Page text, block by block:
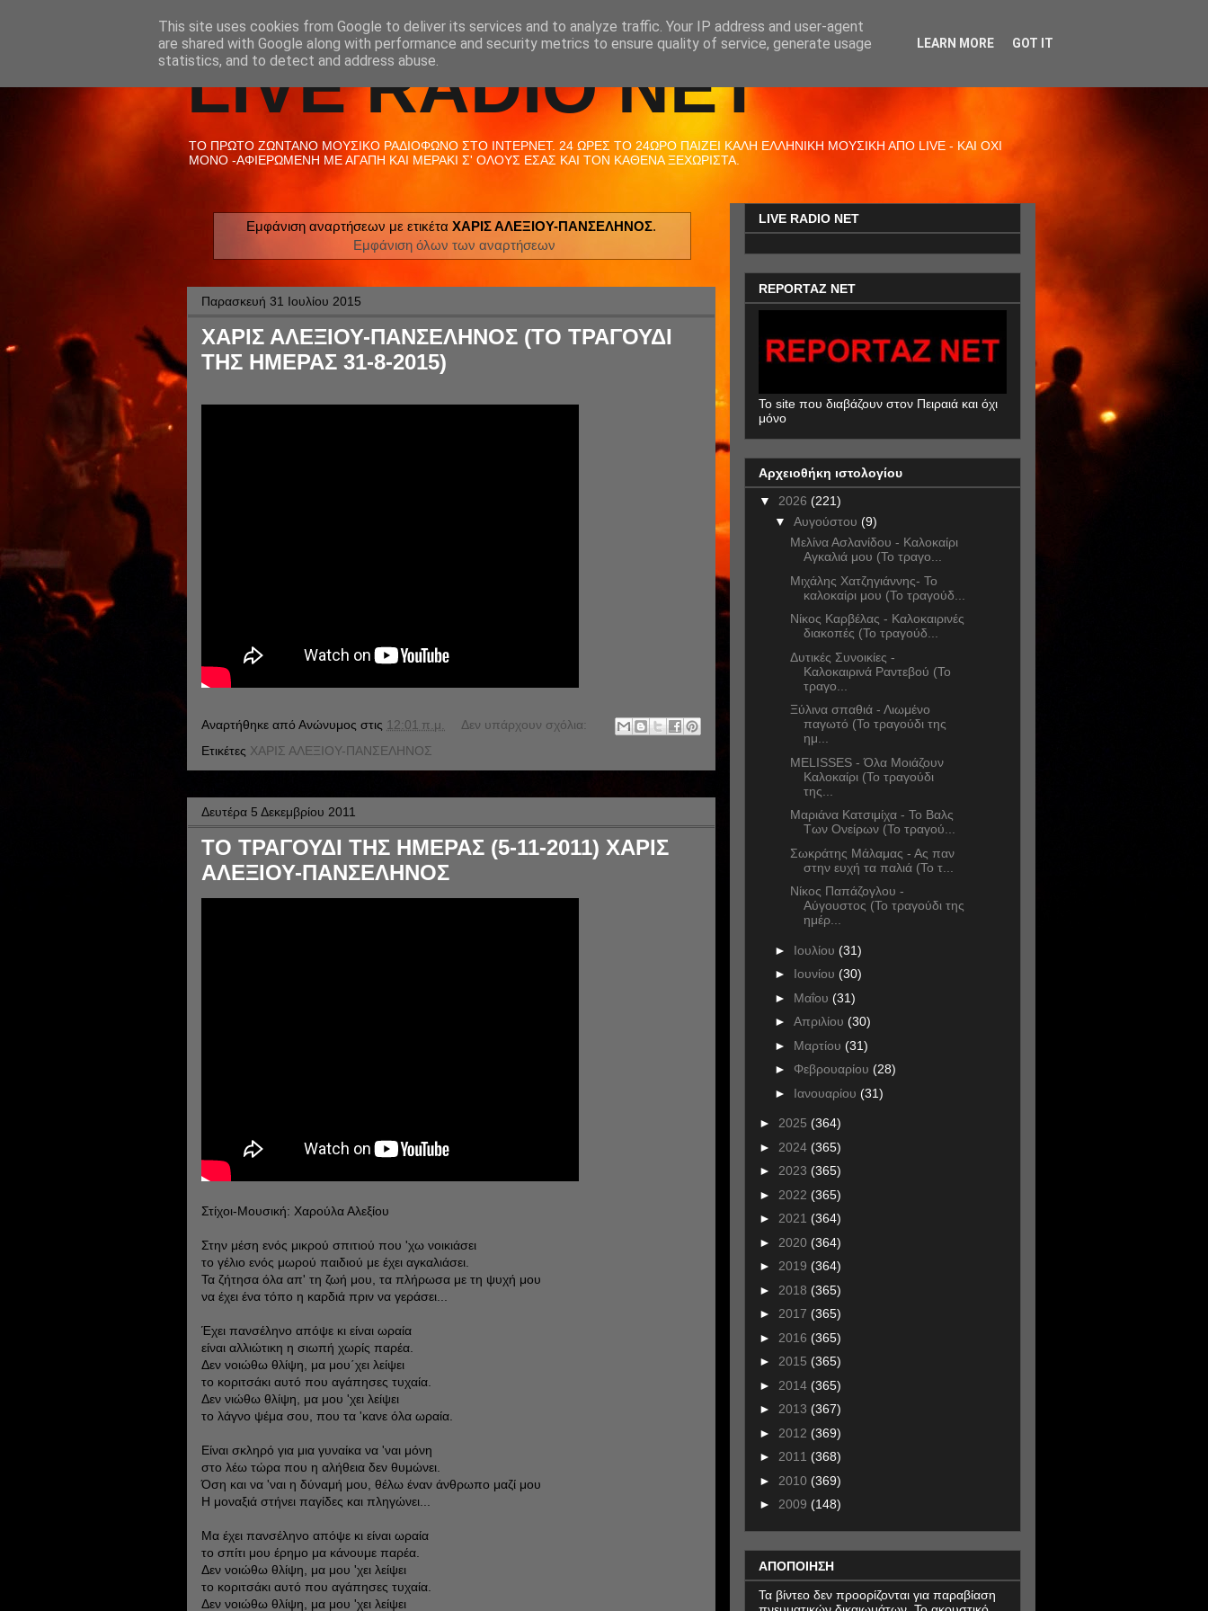
LIVE RADIO NET
ΤΟ ΠΡΩΤΟ ΖΩΝΤΑΝΟ ΜΟΥΣΙΚΟ ΡΑΔΙΟΦΩΝΟ ΣΤΟ ΙΝΤΕΡΝΕΤ. 24 ΩΡΕΣ ΤΟ 24ΩΡΟ ΠΑΙΖΕΙ ΚΑΛΗ ΕΛΛΗΝΙΚΗ ΜΟΥΣΙΚΗ ΑΠΟ LIVE - ΚΑΙ ΟΧΙ
ΜΟΝΟ -ΑΦΙΕΡΩΜΕΝΗ ΜΕ ΑΓΑΠΗ ΚΑΙ ΜΕΡΑΚΙ Σ' ΟΛΟΥΣ ΕΣΑΣ ΚΑΙ ΤΟΝ ΚΑΘΕΝΑ ΞΕΧΩΡΙΣΤΑ.
Εμφάνιση αναρτήσεων με ετικέτα ΧΑΡΙΣ ΑΛΕΞΙΟΥ-ΠΑΝΣΕΛΗΝΟΣ.
Εμφάνιση όλων των αναρτήσεων
Παρασκευή 31 Ιουλίου 2015
ΧΑΡΙΣ ΑΛΕΞΙΟΥ-ΠΑΝΣΕΛΗΝΟΣ (ΤΟ ΤΡΑΓΟΥΔΙ
ΤΗΣ ΗΜΕΡΑΣ 31-8-2015)
Αναρτήθηκε από Ανώνυμος στις 12:01 π.μ.
Δεν υπάρχουν σχόλια:
Ετικέτες ΧΑΡΙΣ ΑΛΕΞΙΟΥ-ΠΑΝΣΕΛΗΝΟΣ
Δευτέρα 5 Δεκεμβρίου 2011
ΤΟ ΤΡΑΓΟΥΔΙ ΤΗΣ ΗΜΕΡΑΣ (5-11-2011) ΧΑΡΙΣ
ΑΛΕΞΙΟΥ-ΠΑΝΣΕΛΗΝΟΣ
Στίχοι-Μουσική: Χαρούλα Αλεξίου
Στην μέση ενός μικρού σπιτιού που 'χω νοικιάσει
το γέλιο ενός μωρού παιδιού με έχει αγκαλιάσει.
Τα ζήτησα όλα απ' τη ζωή μου, τα πλήρωσα με τη ψυχή μου
να έχει ένα τόπο η καρδιά πριν να γεράσει...
Έχει πανσέληνο απόψε κι είναι ωραία
είναι αλλιώτικη η σιωπή χωρίς παρέα.
Δεν νοιώθω θλίψη, μα μου΄χει λείψει
το κοριτσάκι αυτό που αγάπησες τυχαία.
Δεν νιώθω θλίψη, μα μου 'χει λείψει
το λάγνο ψέμα σου, που τα 'κανε όλα ωραία.
Είναι σκληρό για μια γυναίκα να 'ναι μόνη
στο λέω τώρα που η αλήθεια δεν θυμώνει.
Όση και να 'ναι η δύναμή μου, θέλω έναν άνθρωπο μαζί μου
Η μοναξιά στήνει παγίδες και πληγώνει...
Μα έχει πανσέληνο απόψε κι είναι ωραία
το σπίτι μου έρημο μα κάνουμε παρέα.
Δεν νοιώθω θλίψη, μα μου 'χει λείψει
το κοριτσάκι αυτό που αγάπησες τυχαία.
Δεν νοιώθω θλίψη, μα μου 'χει λείψει
LIVE RADIO NET
REPORTAZ NET
To site που διαβάζουν στον Πειραιά και όχι
μόνο
Αρχειοθήκη ιστολογίου
▼ 2026 (221)
▼ Αυγούστου (9)
Μελίνα Ασλανίδου - Καλοκαίρι
Αγκαλιά μου (Το τραγο...
Μιχάλης Χατζηγιάννης- Το
καλοκαίρι μου (Το τραγούδ...
Νίκος Καρβέλας - Καλοκαιρινές
διακοπές (Το τραγούδ...
Δυτικές Συνοικίες -
Καλοκαιρινά Ραντεβού (Το
τραγο...
Ξύλινα σπαθιά - Λιωμένο
παγωτό (Το τραγούδι της
ημ...
MELISSES - Όλα Μοιάζουν
Καλοκαίρι (Το τραγούδι
της...
Μαριάνα Κατσιμίχα - Το Βαλς
Των Ονείρων (Το τραγού...
Σωκράτης Μάλαμας - Ας παν
στην ευχή τα παλιά (Το τ...
Νίκος Παπάζογλου -
Αύγουστος (Το τραγούδι της
ημέρ...
► Ιουλίου (31)
► Ιουνίου (30)
► Μαΐου (31)
► Απριλίου (30)
► Μαρτίου (31)
► Φεβρουαρίου (28)
► Ιανουαρίου (31)
► 2025 (364)
► 2024 (365)
► 2023 (365)
► 2022 (365)
► 2021 (364)
► 2020 (364)
► 2019 (364)
► 2018 (365)
► 2017 (365)
► 2016 (365)
► 2015 (365)
► 2014 (365)
► 2013 (367)
► 2012 (369)
► 2011 (368)
► 2010 (369)
► 2009 (148)
ΑΠΟΠΟΙΗΣΗ
Τα βίντεο δεν προορίζονται για παραβίαση
This site uses cookies from Google to deliver its services and to analyze traffic. Your IP address and user-agent
are shared with Google along with performance and security metrics to ensure quality of service, generate usage
statistics, and to detect and address abuse.
LEARN MORE GOT IT